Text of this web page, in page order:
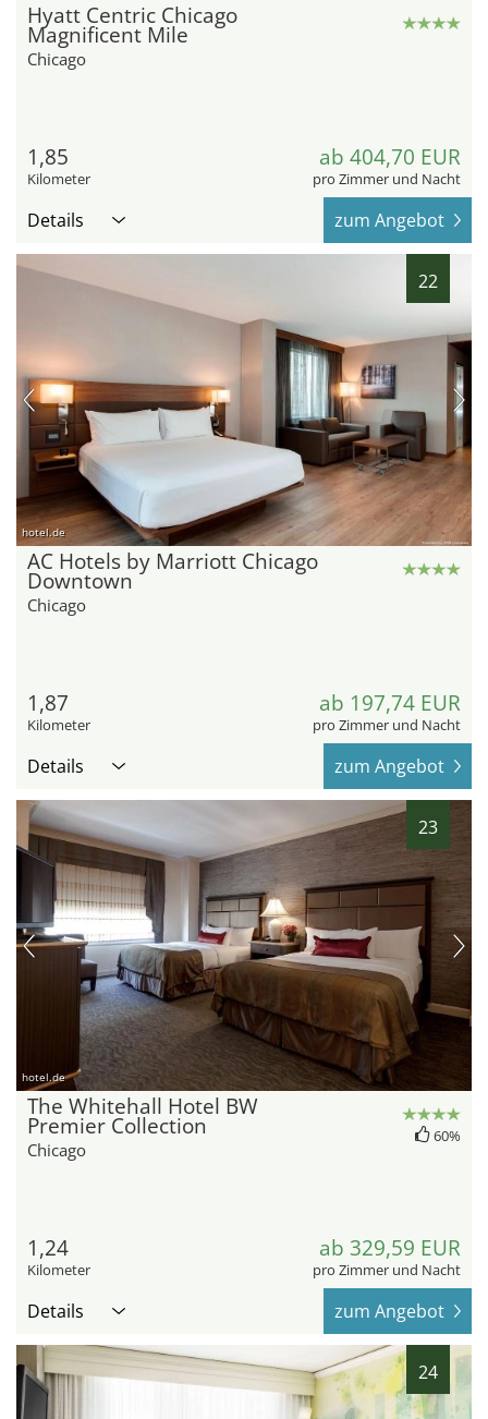
Hyatt Centric Chicago
Magnificent Mile
Chicago
1,85
Kilometer
ab 404,70 EUR
pro Zimmer und Nacht
Details zum Angebot
22
hotel.de
AC Hotels by Marriott Chicago
Downtown
Chicago
1,87
Kilometer
ab 197,74 EUR
pro Zimmer und Nacht
Details zum Angebot
23
hotel.de
The Whitehall Hotel BW
Premier Collection
Chicago
60%
1,24
Kilometer
ab 329,59 EUR
pro Zimmer und Nacht
Details zum Angebot
24